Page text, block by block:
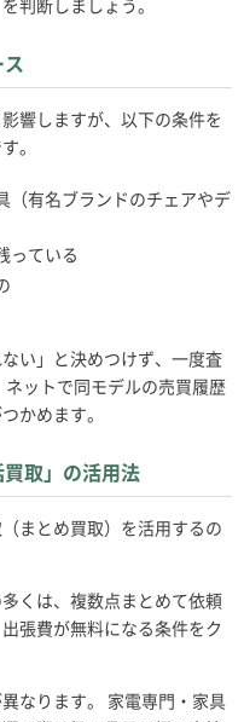
響しますが、以下の条件を
。
（有名ブランドのチェアやデ
っている
い」と決めつけず、一度査
ットで同モデルの売買履歴
かめます。
取」の活用法
まとめ買取）を活用するの
くは、複数点まとめて依頼
張費が無料になる条件をク
なります。 家電専門・家具